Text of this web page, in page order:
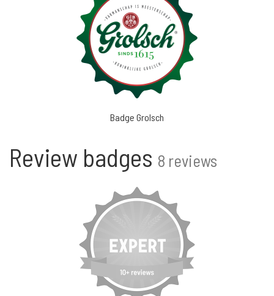
Badge Grolsch
Review badges 8 reviews